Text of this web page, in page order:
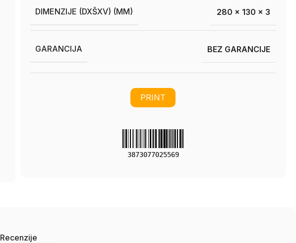
DIMENZIJE (DXŠXV) (MM) 280 x 130 x 3
GARANCIJA BEZ GARANCIJE
PRINT
3873077025569
Recenzije